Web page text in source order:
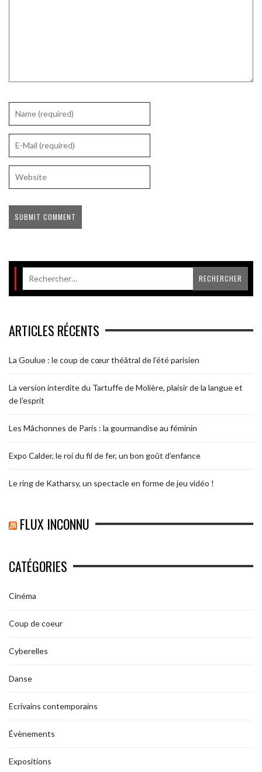
ARTICLES RÉCENTS
La Goulue : le coup de cœur théâtral de l’été parisien
La version interdite du Tartuffe de Molière, plaisir de la langue et
de l’esprit
Les Mâchonnes de Paris : la gourmandise au féminin
Expo Calder, le roi du fil de fer, un bon goût d’enfance
Le ring de Katharsy, un spectacle en forme de jeu vidéo !
FLUX INCONNU
CATÉGORIES
Cinéma
Coup de coeur
Cyberelles
Danse
Ecrivains contemporains
Évènements
Expositions